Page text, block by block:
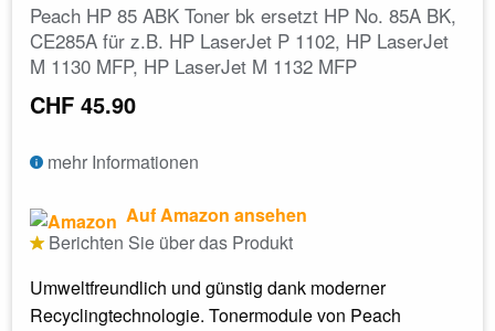
Peach HP 85 ABK Toner bk ersetzt HP No. 85A BK,
CE285A für z.B. HP LaserJet P 1102, HP LaserJet
M 1130 MFP, HP LaserJet M 1132 MFP
CHF 45.90
mehr Informationen
Auf Amazon ansehen
Berichten Sie über das Produkt
Umweltfreundlich und günstig dank moderner
Recyclingtechnologie. Tonermodule von Peach